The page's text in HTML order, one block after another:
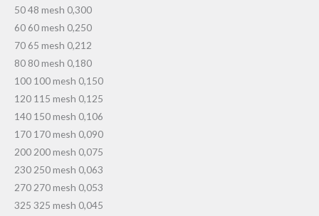
50 48 mesh 0,300
60 60 mesh 0,250
70 65 mesh 0,212
80 80 mesh 0,180
100 100 mesh 0,150
120 115 mesh 0,125
140 150 mesh 0,106
170 170 mesh 0,090
200 200 mesh 0,075
230 250 mesh 0,063
270 270 mesh 0,053
325 325 mesh 0,045